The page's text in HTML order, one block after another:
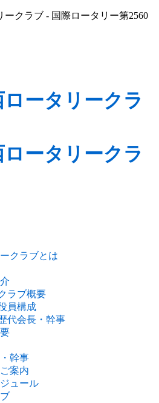
ークラブ - 国際ロータリー第2560
クラブとは
ラブ概要
員構成
代会長・幹事
幹事
案内
ュール